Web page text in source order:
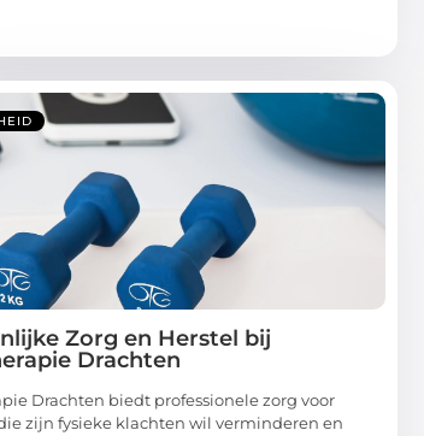
Zorg en Herstel bij
Drachten
Drachten biedt professionele zorg voor
zijn fysieke klachten wil verminderen en